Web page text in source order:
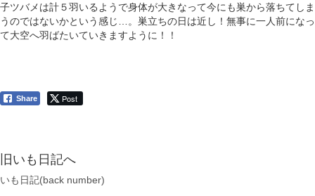
子ツバメは計５羽いるようで身体が大きなって今にも巣から落ちてしま
うのではないかという感じ…。巣立ちの日は近し！無事に一人前になっ
て大空へ羽ばたいていきますように！！
Share Post
旧いも日記へ
いも日記(back number)